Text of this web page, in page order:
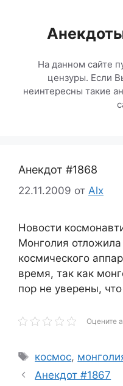
содержимому
На данном сайте
цензуры. Если
неинтересны такие
Анекдот #1868
22.11.2009 от Alx
Новости
Монголия отложила
космического
время, так как
пор не уверены,
Оцените
Метки
космос,
Анекдот #1867